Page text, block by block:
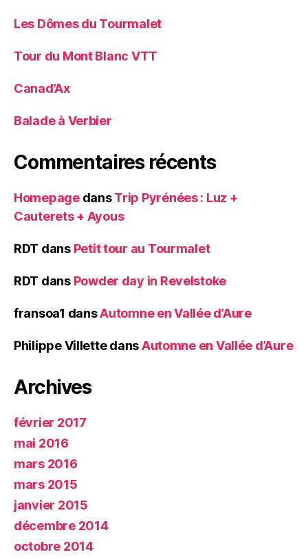
Les Dômes du Tourmalet
Tour du Mont Blanc VTT
Canad’Ax
Balade à Verbier
Commentaires récents
HomepagedansTrip Pyrénées : Luz +
Cauterets + Ayous
RDT dans Petit tour au Tourmalet
RDT dans Powder day in Revelstoke
fransoa1 dansAutomne en Vallée d’Aure
Philippe VillettedansAutomne en Vallée d’Aure
Archives
février 2017
mai 2016
mars 2016
mars 2015
janvier 2015
décembre 2014
octobre 2014